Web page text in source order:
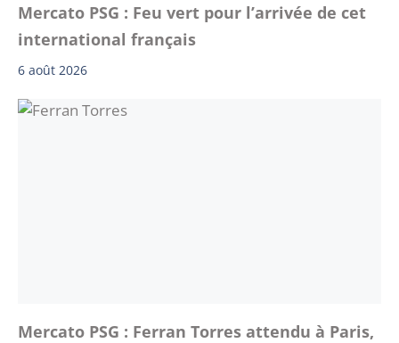
Mercato PSG : Feu vert pour l’arrivée de cet
international français
6 août 2026
Mercato PSG : Ferran Torres attendu à Paris,